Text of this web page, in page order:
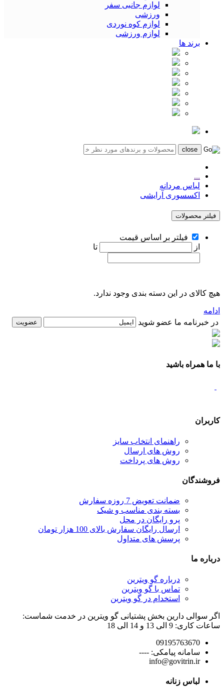
لوازم جانبی سفر
ورزشی
لوازم کوه نوردی
لوازم ورزشی
برند ها
...
لباس مردانه
اکسسوری آرایشی
فیلتر محصولات
فیلتر بر اساس قیمت
از
تا
هیچ کالای در این دسته بندی وجود ندارد.
ادامه
در خبرنامه ما عضو شوید
با ما همراه باشید
کاربران
راهنمای انتخاب سایز
روش های ارسال
روش های پرداخت
فروشندگان
ضمانت تعویض 7 روزه سفارش
بسته بندی مناسب و شیک
پرو رایگان در محل
ارسال رایگان سفارش بالای 100 هزار تومان
پرسش های متداول
درباره ما
درباره گو ویترین
تماس با گو ویترین
استخدام در گو ویترین
اگر سوالی دارین بخش پشتیانی گو ویترین در خدمت شماست:
ساعات کاری: 9 الی 13 و 14 الی 18
09195763670
سامانه پیامکی: ----
info@govitrin.ir
لباس زنانه